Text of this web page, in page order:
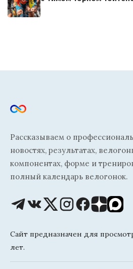
Рассказываем о
новостях, результатах,
компонентах, форме и
полный календарь велогонок.
Сайт предназначен для
лет.